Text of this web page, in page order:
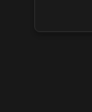
Virtual